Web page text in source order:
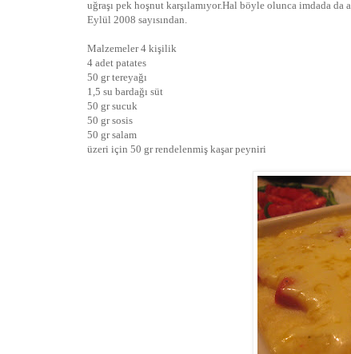
uğraşı pek hoşnut karşılamıyor.Hal böyle olunca imdada
Eylül 2008 sayısından.
Malzemeler 4 kişilik
4 adet patates
50 gr tereyağı
1,5 su bardağı süt
50 gr sucuk
50 gr sosis
50 gr salam
üzeri için 50 gr rendelenmiş kaşar peyniri